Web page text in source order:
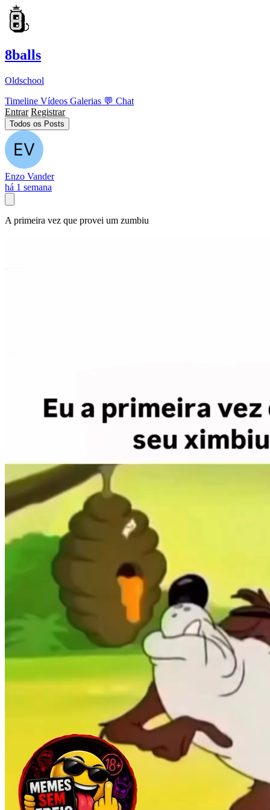
8balls
Oldschool
Timeline Vídeos Galerias 💬 Chat
Entrar Registrar
Todos os Posts
Enzo Vander
há 1 semana
A primeira vez que provei um zumbiu